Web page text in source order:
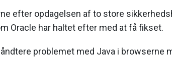
efter opdagelsen af to store
Oracle har haltet efter med at få fikset.
problemet med Java i browserne